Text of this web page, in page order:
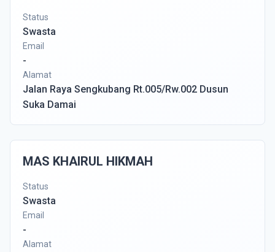
Status
Swasta
Email
-
Alamat
Jalan Raya Sengkubang Rt.005/Rw.002 Dusun
Suka Damai
MAS KHAIRUL HIKMAH
Status
Swasta
Email
-
Alamat